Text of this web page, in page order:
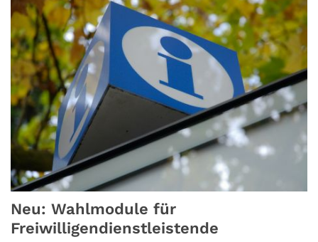
Neu: Wahlmodule für
Freiwilligendienstleistende